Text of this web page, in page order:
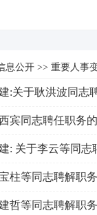
息公开 >> 重要人事
:关于耿洪波同志
宾同志聘任职务
: 关于李云等同志
柱等同志聘解职
哲等同志聘解职